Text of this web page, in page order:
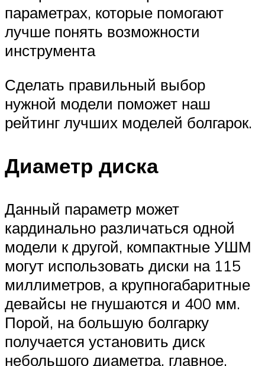
параметрах, которые помогают
лучше понять возможности
инструмента
Сделать правильный выбор
нужной модели поможет наш
рейтинг лучших моделей болгарок.
Диаметр диска
Данный параметр может
кардинально различаться одной
модели к другой, компактные УШМ
могут использовать диски на 115
миллиметров, а крупногабаритные
девайсы не гнушаются и 400 мм.
Порой, на большую болгарку
получается установить диск
небольшого диаметра, главное,